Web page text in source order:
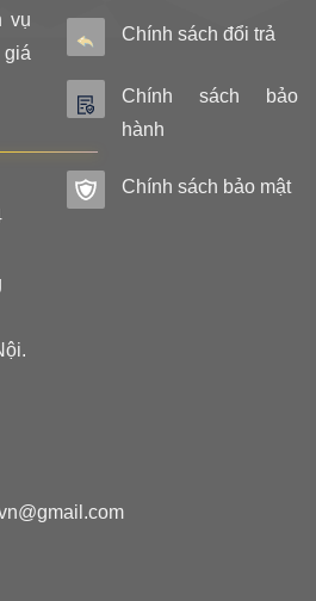
vụ
Chính sách đổi trả
Chính sách bảo
hành
Chính sách bảo mật